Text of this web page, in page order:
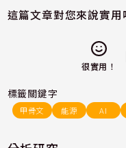
這篇文章對您來說實用
很實用！
標籤關鍵字
甲骨文 能源 AI